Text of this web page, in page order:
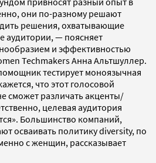
они по-разному решают
решения, охватывающие
аудитории, — поясняет
и эффективностью
Techmakers Анна Альтшуллер.
тестирует моноязычная
что этот голосовой
сможет различать акценты/
целевая аудитория
Большинство компаний,
осваивать политику diversity, по
с женщин, рассказывает